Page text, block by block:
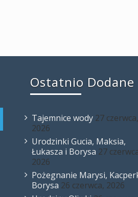
Ostatnio Dodane
Tajemnice wody 27 czerwca,
2026
Urodzinki Gucia, Maksia,
Łukasza i Borysa 27
2026
Pożegnanie Marysi,
Borysa 26 czerwca, 2026